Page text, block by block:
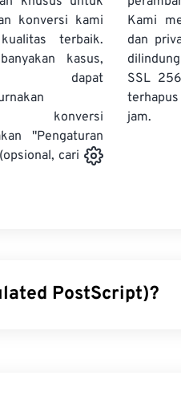
konversi kami
terbaik.
kasus,
dapat
konversi
"Pengaturan
cari
Kami
dan
SSL
jam.
PostScript)?